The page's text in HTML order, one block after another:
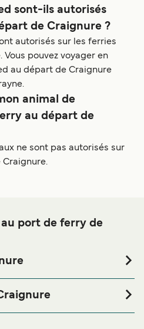
sont-ils autorisés
de Craignure ?
autorisés sur les ferries
pouvez voyager en
au départ de Craignure
animal de
au départ de
ne sont pas autorisés sur
Craignure.
port de ferry de
ou après votre voyage ou
logements pour votre séjour,